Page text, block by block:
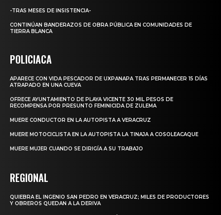
-TRAS MESES DE INSISTENCIA-
CONTINÚAN BANDERAZOS DE OBRA PÚBLICA EN COMUNIDADES DE
TIERRA BLANCA
POLICIACA
APARECE CON VIDA PESCADOR DE UXPANAPA TRAS PERMANECER 15 DÍAS
ATRAPADO EN UNA CUEVA
OFRECE AYUNTAMIENTO DE PLAYA VICENTE 30 MIL PESOS DE
RECOMPENSA POR PRESUNTO FEMINICIDA DE ZULEMA
MUERE CONDUCTOR EN LA AUTOPISTA A VERACRUZ
MUERE MOTOCICLISTA EN LA AUTOPISTA LA TINAJA A COSOLEACAQUE
MUERE MUJER CUANDO SE DIRIGÍA A SU TRABAJO
REGIONAL
QUIEBRA EL INGENIO SAN PEDRO EN VERACRUZ; MILES DE PRODUCTORES
Y OBREROS QUEDAN A LA DERIVA